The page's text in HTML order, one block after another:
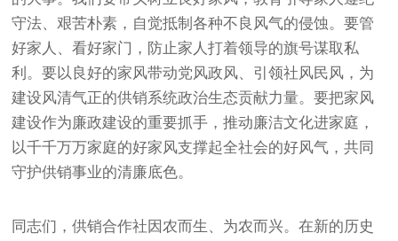
守法、艰苦朴素，自觉抵制各种不良风气的侵蚀。要管
好家人、看好家门，防止家人打着领导的旗号谋取私
利。要以良好的家风带动党风政风、引领社风民风，为
建设风清气正的供销系统政治生态贡献力量。要把家风
建设作为廉政建设的重要抓手，推动廉洁文化进家庭，
以千千万万家庭的好家风支撑起全社会的好风气，共同
守护供销事业的清廉底色。
同志们，供销合作社因农而生、为农而兴。在新的历史